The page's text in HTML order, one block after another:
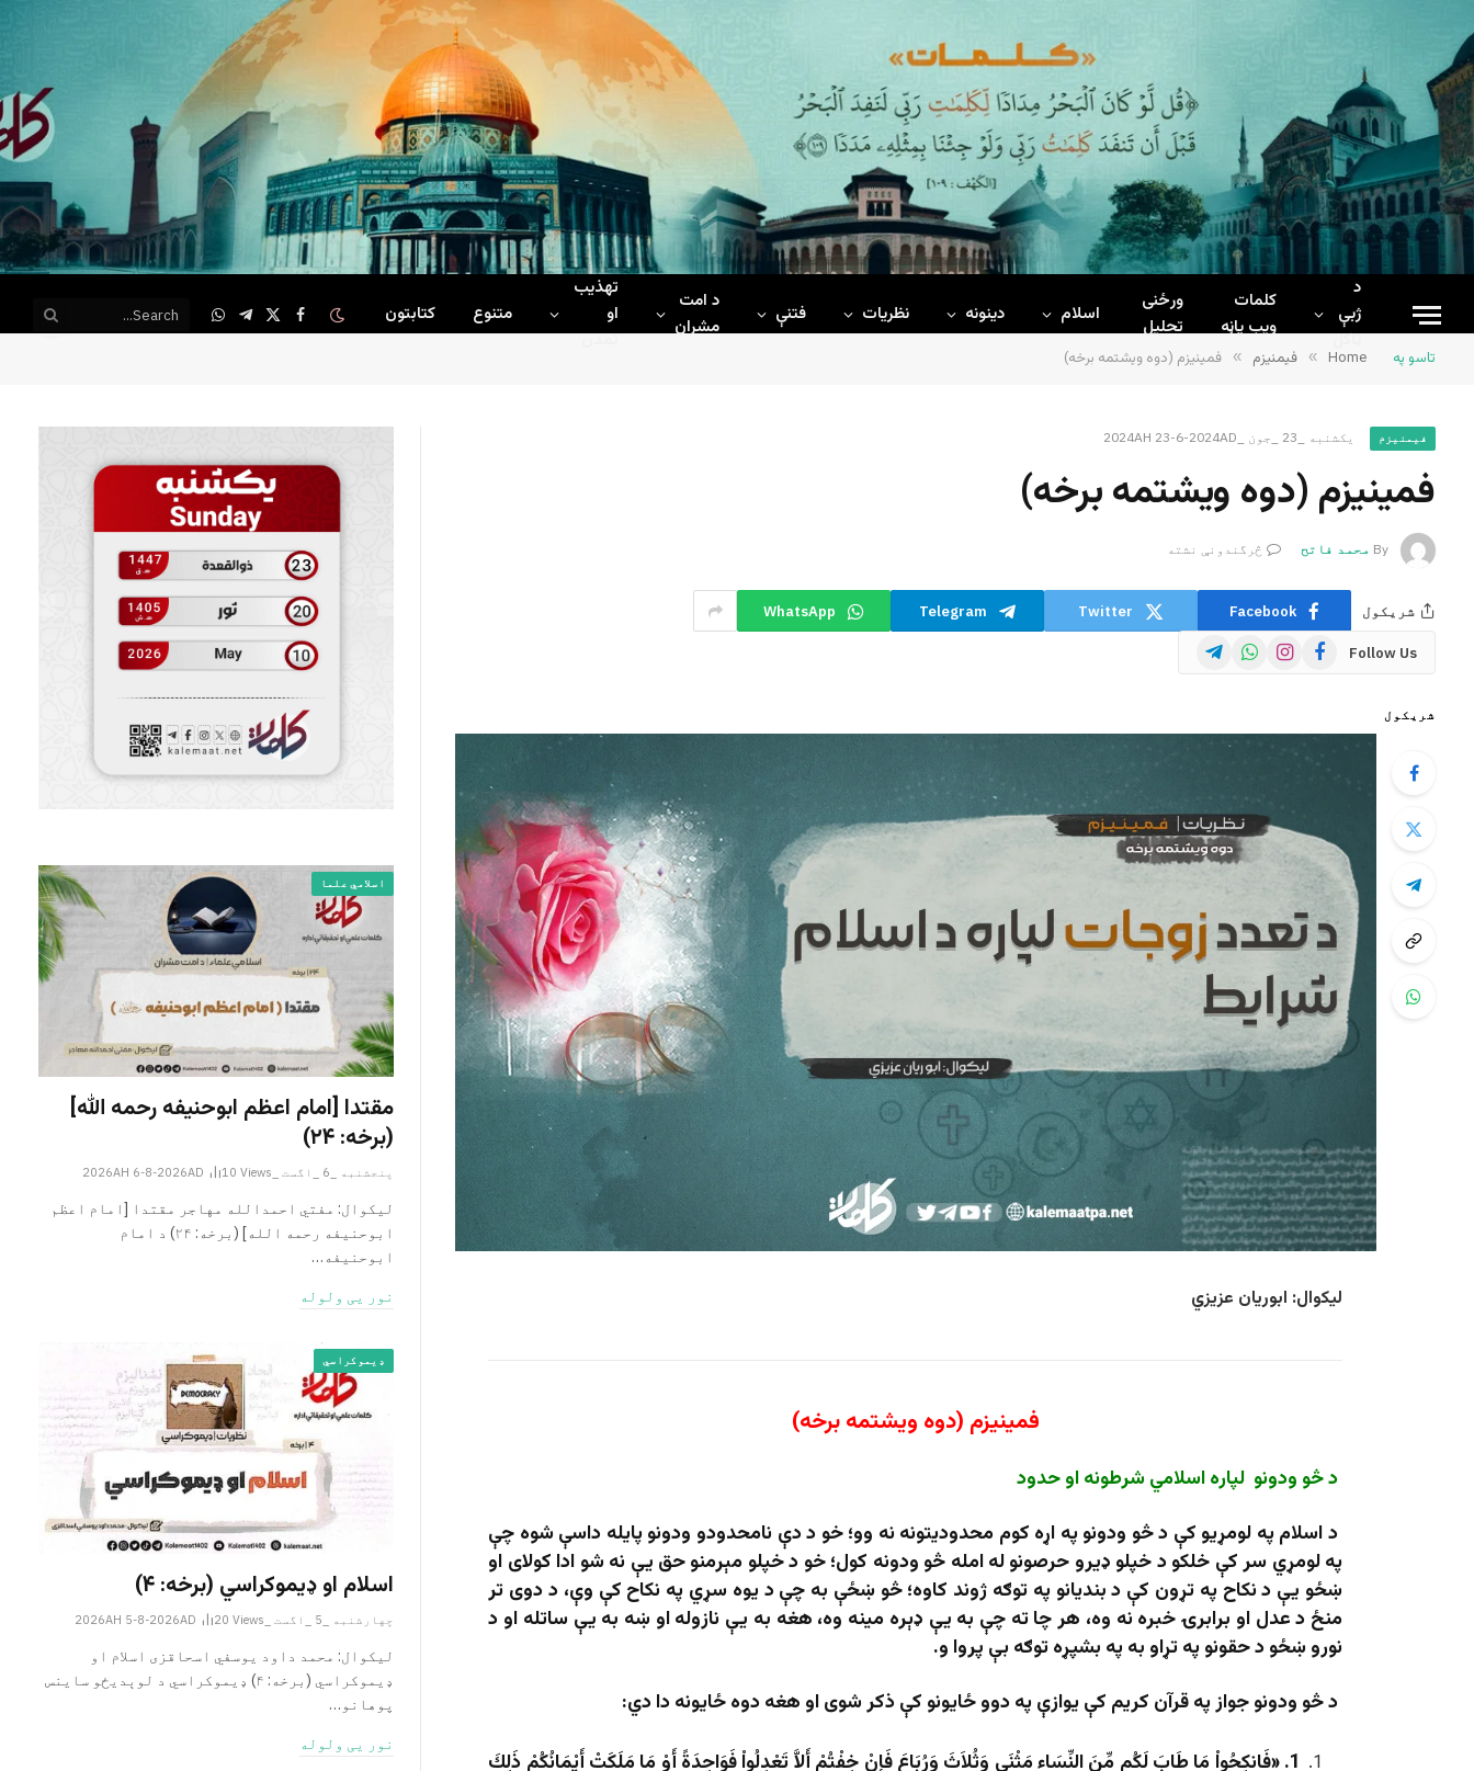
د
ژبې
ټاکل
کلمات
ويب پاڼه
ورځنی
تحلیل
اسلام دینونه نظریات فتنې
د امت
مشران
تهذیب
او
تمدن
متنوع کتابتون Facebook
X
Telegram
WhatsApp
تاسو په Home
» فیمنیزم » فمینيزم (دوه ویشتمه برخه)
فیمنیزم یکشنبه _23 _جون _2024AH 23-6-2024AD
فمینيزم (دوه ویشتمه برخه)
By محمد فاتح څرگندونې نشته
شریکول Facebook
Twitter
Telegram
WhatsApp
Follow Us
Facebook
Instagram
WhatsApp
Telegram
شریکول
لیکوال: ابوریان عزیزي
فمینيزم (دوه ویشتمه برخه)
د څو ودونو لپاره اسلامي شرطونه او حدود
د اسلام په لومړيو کې د څو ودونو په اړه کوم محدوديتونه نه وو؛ خو د دې نامحدودو ودونو پایله داسې شوه چې
په لومړي سر کې خلکو د خپلو ډيرو حرصونو له امله څو ودونه کول؛ خو د خپلو مېرمنو حق يې نه شو ادا کولای او
ښځو يې د نکاح په تړون کې د بنديانو په توګه ژوند کاوه؛ څو ښځې به چې د یوه سړي په نکاح کې وې، د دوی تر
منځ د عدل او برابرۍ خبره نه وه، هر چا ته چې به یې ډېره مینه وه، هغه به یې نازوله او ښه به یې ساتله او د
نورو ښځو د حقونو په تړاو به په بشپړه توګه بې پروا و.
د څو ودونو جواز په قرآن کریم کې یوازې په دوو ځایونو کې ذکر شوی او هغه دوه ځایونه دا دي:
1. «فَانكِحُواْ مَا طَابَ لَكُم مِّنَ النِّسَاء مَثْنَى وَثُلاَثَ وَرُبَاعَ فَإِنْ خِفْتُمْ أَلاَّ تَعْدِلُواْ فَوَاحِدَةً أَوْ مَا مَلَكَتْ أَيْمَانُكُمْ ذَلِكَ
اسلامي علما
مقتدا [امام اعظم ابوحنیفه رحمه الله‎]
(برخه: ۲۴)
پنجشنبه _6 _اگست _2026AH 6-8-2026AD 10 Views
لیکوال: مفتي احمدالله مهاجر مقتدا [امام اعظم
ابوحنیفه رحمه الله‎] (برخه: ۲۴) د امام
ابوحنيفه…
نور یی ولوله
ډیموکراسي
اسلام او ډیموکراسي (برخه: ۴)
چهارشنبه _5 _اگست _2026AH 5-8-2026AD 20 Views
لیکوال: محمد داود یوسفي اسحاقزی اسلام او
ډیموکراسي (برخه: ۴) ډیموکراسي د لوېدیځو ساینس
پوهانو…
نور یی ولوله